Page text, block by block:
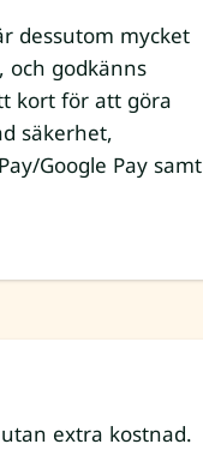
dessutom mycket
och godkänns
kort för att göra
säkerhet,
Google Pay samt
extra kostnad.